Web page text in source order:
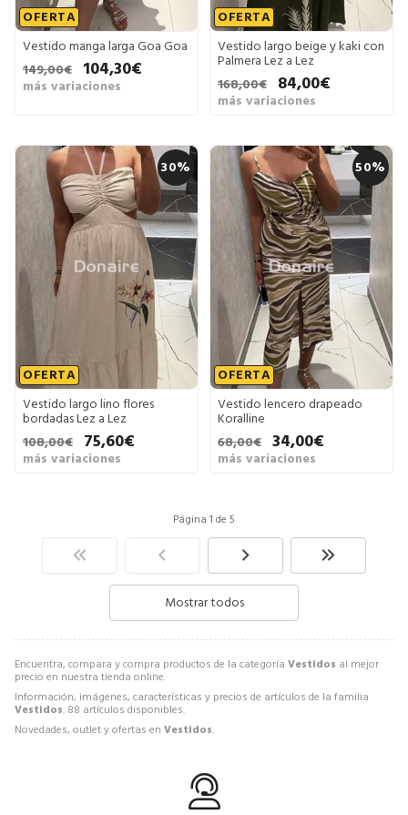
Encuentra, compara y compra productos de la categoría Vestidos al mejor
precio en nuestra tienda online.
Información, imágenes, características y precios de artículos de la familia
Vestidos. 88 artículos disponibles.
Novedades, outlet y ofertas en Vestidos.
OFERTA
Vestido manga larga Goa Goa
149,00€
104,30€
más variaciones
OFERTA
Vestido largo beige y kaki con
Palmera Lez a Lez
168,00€
84,00€
más variaciones
30%
OFERTA
Vestido largo lino flores
bordadas Lez a Lez
108,00€
75,60€
más variaciones
50%
OFERTA
Vestido lencero drapeado
Koralline
68,00€ 34,00€
más variaciones
Página 1 de 5
Mostrar todos